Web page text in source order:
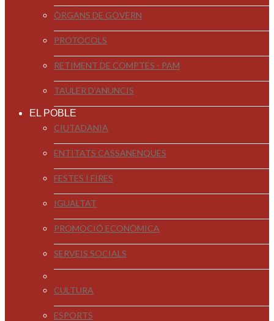
ÒRGANS DE GOVERN
PROTOCOLS
RETIMENT DE COMPTES - PAM
TAULER D'ANUNCIS
EL POBLE
CIUTADANIA
ENTITATS CASSANENQUES
FESTES I FIRES
IGUALTAT
PROMOCIÓ ECONÒMICA
SERVEIS SOCIALS
CULTURA
ESPORTS